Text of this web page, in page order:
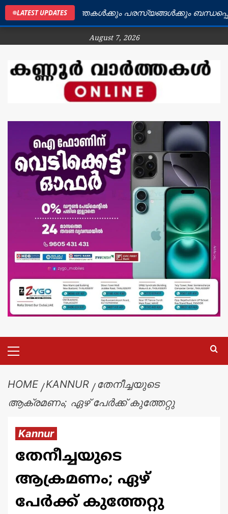
LATEST UPDATESവാർത്തകൾക്കും പരസ്യങ്ങൾക്കും
August 7, 2026
HOME KANNUR
തേനീച്ചയുടെ
ആക്രമണം; ഏഴ് പേർക്ക് കുത്തേറ്റു
Kannur
തേനീച്ചയുടെ
ആക്രമണം; ഏഴ്
പേർക്ക് കുത്തേറ്റു